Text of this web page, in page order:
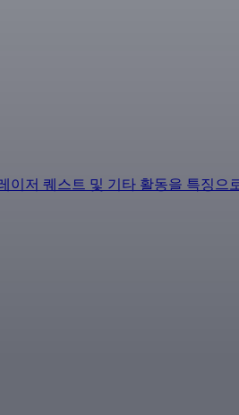
저 퀘스트 및 기타 활동을 특징